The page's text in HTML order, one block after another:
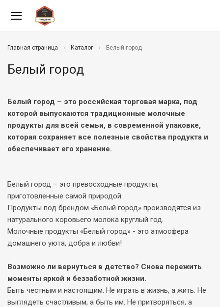
Главная страница Каталог Белый город
Белый город
Белый город – это российская торговая марка, под
которой выпускаются традиционные молочные
продукты для всей семьи, в современной упаковке,
которая сохраняет все полезные свойства продукта и
обеспечивает его хранение.
Белый город – это превосходные продукты,
приготовленные самой природой.
Продукты под брендом «Белый город» производятся из
натурального коровьего молока круглый год.
Молочные продукты «Белый город» - это атмосфера
домашнего уюта, добра и любви!
Возможно ли вернуться в детство? Снова пережить
моменты яркой и беззаботной жизни.
Быть честным и настоящим. Не играть в жизнь, а жить. Не
выглядеть счастливым, а быть им. Не притворяться, а